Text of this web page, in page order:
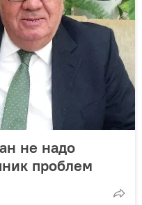
не надо
проблем